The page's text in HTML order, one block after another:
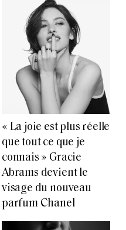
« La joie est plus réelle
que tout ce que je
connais » Gracie
Abrams devient le
visage du nouveau
parfum Chanel